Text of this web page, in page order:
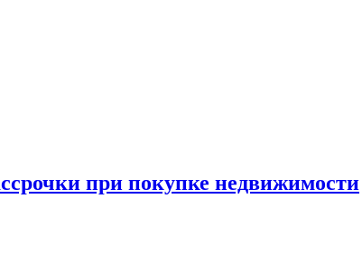
при покупке недвижимости